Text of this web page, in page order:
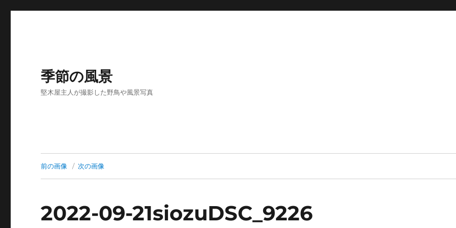
季節の風景
堅木屋主人が撮影した野鳥や風景写真
前の画像 次の画像
2022-09-21siozuDSC_9226